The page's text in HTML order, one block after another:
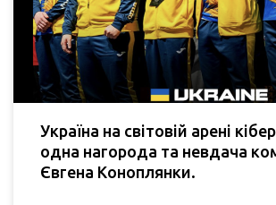
Україна на світовій арені
одна нагорода та невдача
Євгена Коноплянки.